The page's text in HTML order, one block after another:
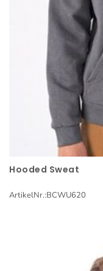
Hooded Sweat
ArtikelNr.:BCWU620